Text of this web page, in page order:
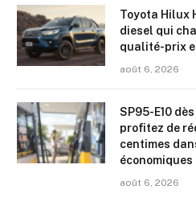
Toyota Hilux
diesel qui
qualité-prix
août 6, 2026
SP95-E10
profitez de
centimes
économiques
août 6, 2026